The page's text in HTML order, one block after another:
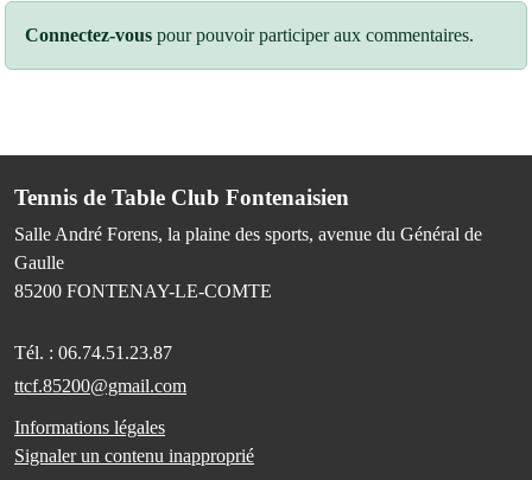
Connectez-vous pour pouvoir participer aux commentaires.
Tennis de Table Club Fontenaisien
Salle André Forens, la plaine des sports, avenue du Général de
Gaulle
85200 FONTENAY-LE-COMTE
Tél. : 06.74.51.23.87
ttcf.85200@gmail.com
Informations légales
Signaler un contenu inapproprié